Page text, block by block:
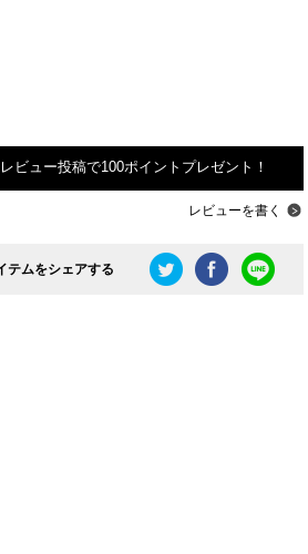
ビュー投稿で100ポイントプレゼント！
レビューを書く
テムをシェアする